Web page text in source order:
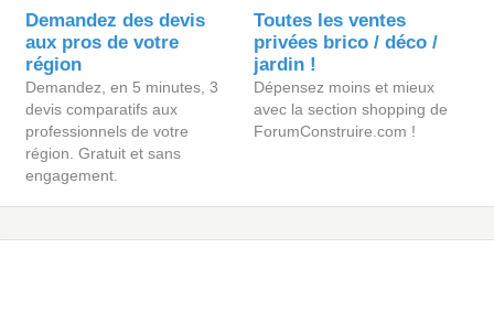
Demandez des devis
aux pros de votre
région
Demandez, en 5 minutes, 3
devis comparatifs aux
professionnels de votre
région. Gratuit et sans
engagement.
Toutes les ventes
privées brico / déco /
jardin !
Dépensez moins et mieux
avec la section shopping de
ForumConstruire.com !